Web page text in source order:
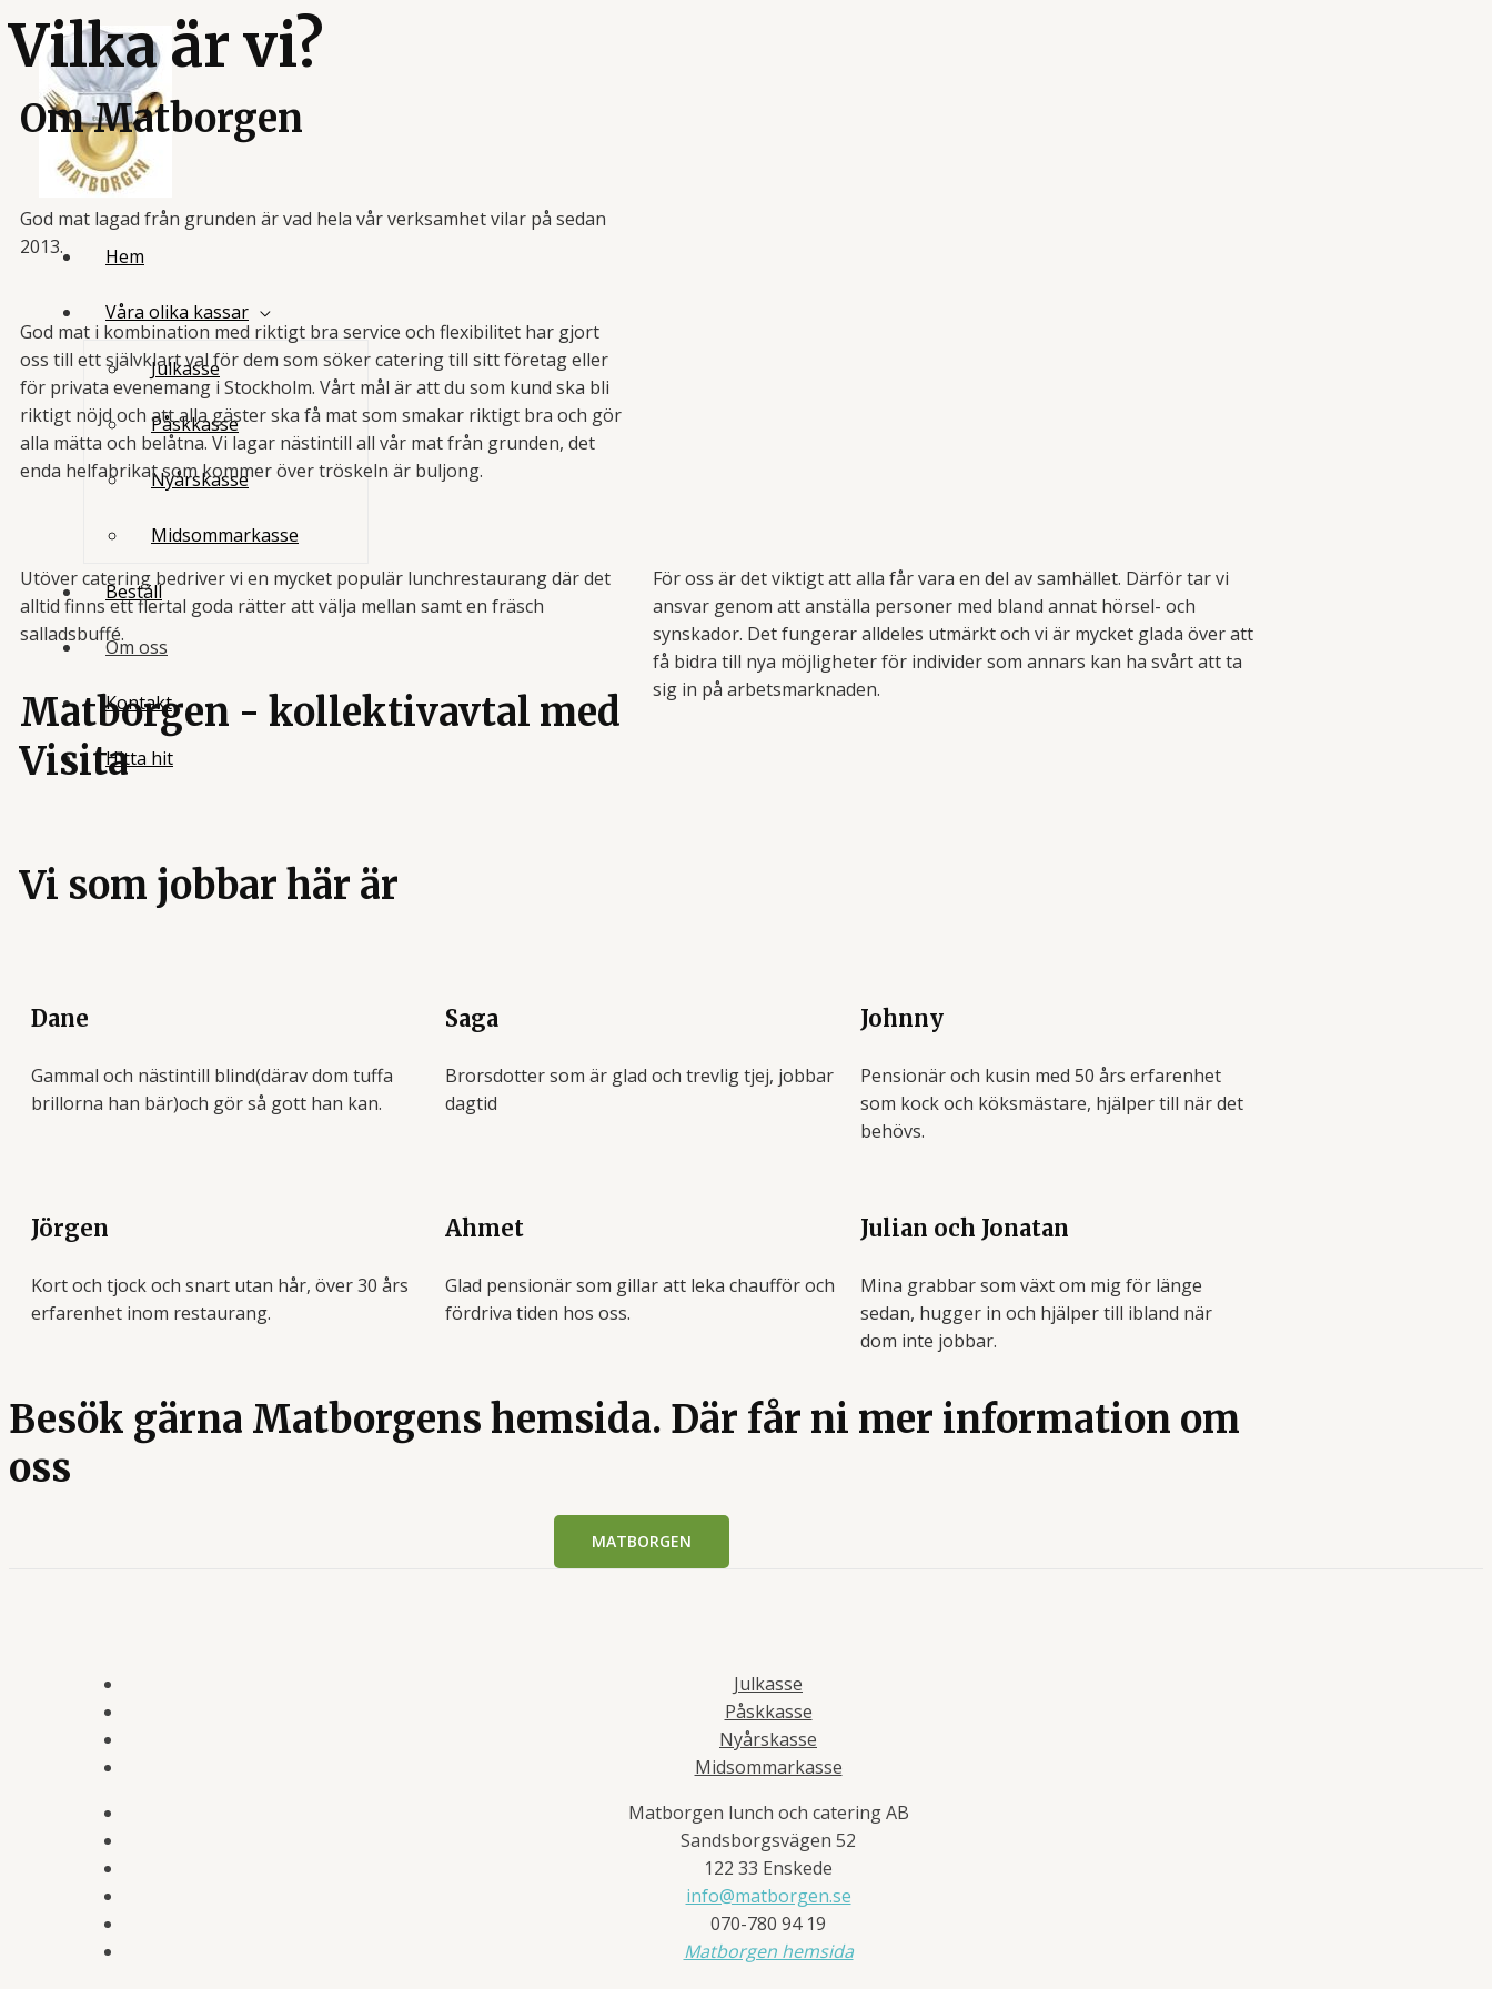
Hem
Våra olika kassar
Julkasse
Påskkasse
Nyårskasse
Midsommarkasse
Beställ
Om oss
Kontakt
Hitta hit
Vilka är vi?
Om Matborgen
God mat lagad från grunden är vad hela vår verksamhet vilar på sedan
2013.
God mat i kombination med riktigt bra service och flexibilitet har gjort
oss till ett självklart val för dem som söker catering till sitt företag eller
för privata evenemang i Stockholm. Vårt mål är att du som kund ska bli
riktigt nöjd och att alla gäster ska få mat som smakar riktigt bra och gör
alla mätta och belåtna. Vi lagar nästintill all vår mat från grunden, det
enda helfabrikat som kommer över tröskeln är buljong.
Utöver catering bedriver vi en mycket populär lunchrestaurang där det
alltid finns ett flertal goda rätter att välja mellan samt en fräsch
salladsbuffé.
Matborgen - kollektivavtal med
Visita
För oss är det viktigt att alla får vara en del av samhället. Därför tar vi
ansvar genom att anställa personer med bland annat hörsel- och
synskador. Det fungerar alldeles utmärkt och vi är mycket glada över att
få bidra till nya möjligheter för individer som annars kan ha svårt att ta
sig in på arbetsmarknaden.
Vi som jobbar här är
Dane
Gammal och nästintill blind(därav dom tuffa
brillorna han bär)och gör så gott han kan.
Saga
Brorsdotter som är glad och trevlig tjej, jobbar
dagtid
Johnny
Pensionär och kusin med 50 års erfarenhet
som kock och köksmästare, hjälper till när det
behövs.
Jörgen
Kort och tjock och snart utan hår, över 30 års
erfarenhet inom restaurang.
Ahmet
Glad pensionär som gillar att leka chaufför och
fördriva tiden hos oss.
Julian och Jonatan
Mina grabbar som växt om mig för länge
sedan, hugger in och hjälper till ibland när
dom inte jobbar.
Besök gärna Matborgens hemsida. Där får ni mer information om
oss
MATBORGEN
Julkasse
Påskkasse
Nyårskasse
Midsommarkasse
Matborgen lunch och catering AB
Sandsborgsvägen 52
122 33 Enskede
info@matborgen.se
070-780 94 19
Matborgen hemsida